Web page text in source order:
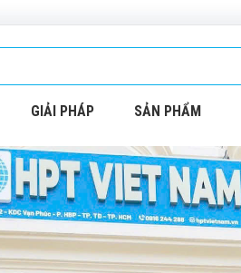
GIẢI PHÁP SẢN PHẨM